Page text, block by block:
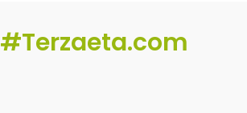
#Terzaeta.com